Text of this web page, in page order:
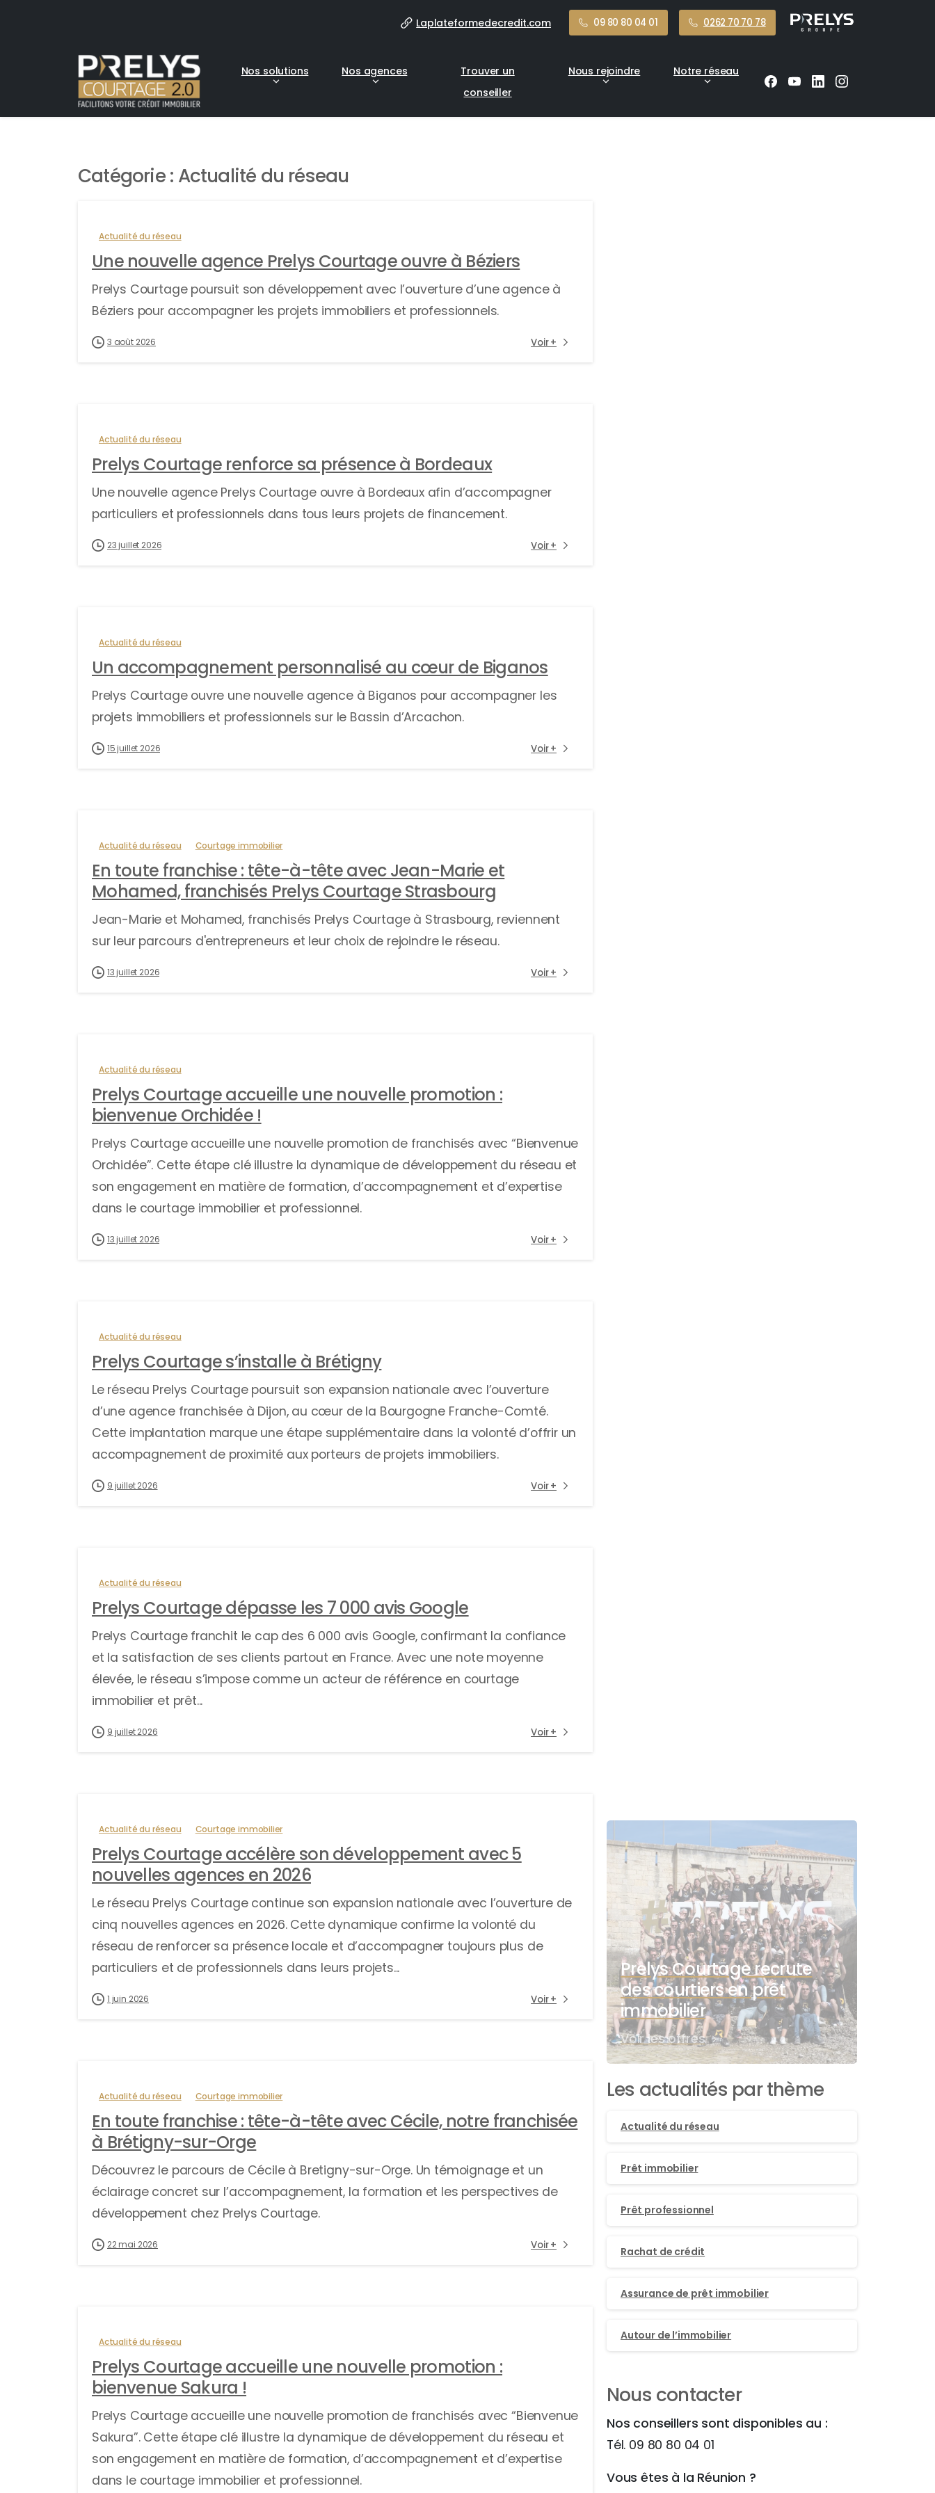
Laplateformedecredit.com 09 80 80 04 01 0262 70 70 78
Nos solutions Nos agences
Trouver un
conseiller
Nous rejoindre Notre réseau
Catégorie : Actualité du réseau
Actualité du réseau
Une nouvelle agence Prelys Courtage ouvre à Béziers
Prelys Courtage poursuit son développement avec l’ouverture d’une agence à
Béziers pour accompagner les projets immobiliers et professionnels.
3 août 2026 Voir +
Actualité du réseau
Prelys Courtage renforce sa présence à Bordeaux
Une nouvelle agence Prelys Courtage ouvre à Bordeaux afin d’accompagner
particuliers et professionnels dans tous leurs projets de financement.
23 juillet 2026 Voir +
Actualité du réseau
Un accompagnement personnalisé au cœur de Biganos
Prelys Courtage ouvre une nouvelle agence à Biganos pour accompagner les
projets immobiliers et professionnels sur le Bassin d’Arcachon.
15 juillet 2026 Voir +
Actualité du réseau Courtage immobilier
En toute franchise : tête-à-tête avec Jean-Marie et
Mohamed, franchisés Prelys Courtage Strasbourg
Jean-Marie et Mohamed, franchisés Prelys Courtage à Strasbourg, reviennent
sur leur parcours d'entrepreneurs et leur choix de rejoindre le réseau.
13 juillet 2026 Voir +
Actualité du réseau
Prelys Courtage accueille une nouvelle promotion :
bienvenue Orchidée !
Prelys Courtage accueille une nouvelle promotion de franchisés avec “Bienvenue
Orchidée”. Cette étape clé illustre la dynamique de développement du réseau et
son engagement en matière de formation, d’accompagnement et d’expertise
dans le courtage immobilier et professionnel.
13 juillet 2026 Voir +
Actualité du réseau
Prelys Courtage s’installe à Brétigny
Le réseau Prelys Courtage poursuit son expansion nationale avec l’ouverture
d’une agence franchisée à Dijon, au cœur de la Bourgogne Franche-Comté.
Cette implantation marque une étape supplémentaire dans la volonté d’offrir un
accompagnement de proximité aux porteurs de projets immobiliers.
9 juillet 2026 Voir +
Actualité du réseau
Prelys Courtage dépasse les 7 000 avis Google
Prelys Courtage franchit le cap des 6 000 avis Google, confirmant la confiance
et la satisfaction de ses clients partout en France. Avec une note moyenne
élevée, le réseau s’impose comme un acteur de référence en courtage
immobilier et prêt...
9 juillet 2026 Voir +
Actualité du réseau Courtage immobilier
Prelys Courtage accélère son développement avec 5
nouvelles agences en 2026
Le réseau Prelys Courtage continue son expansion nationale avec l’ouverture de
cinq nouvelles agences en 2026. Cette dynamique confirme la volonté du
réseau de renforcer sa présence locale et d’accompagner toujours plus de
particuliers et de professionnels dans leurs projets...
1 juin 2026 Voir +
Actualité du réseau Courtage immobilier
En toute franchise : tête-à-tête avec Cécile, notre franchisée
à Brétigny-sur-Orge
Découvrez le parcours de Cécile à Bretigny-sur-Orge. Un témoignage et un
éclairage concret sur l’accompagnement, la formation et les perspectives de
développement chez Prelys Courtage.
22 mai 2026 Voir +
Actualité du réseau
Prelys Courtage accueille une nouvelle promotion :
bienvenue Sakura !
Prelys Courtage accueille une nouvelle promotion de franchisés avec “Bienvenue
Sakura”. Cette étape clé illustre la dynamique de développement du réseau et
son engagement en matière de formation, d’accompagnement et d’expertise
dans le courtage immobilier et professionnel.
Prelys Courtage recrute
des courtiers en prêt
immobilier
Voir les offres
Les actualités par thème
Actualité du réseau
Prêt immobilier
Prêt professionnel
Rachat de crédit
Assurance de prêt immobilier
Autour de l’immobilier
Nous contacter
Nos conseillers sont disponibles au :
Tél. 09 80 80 04 01
Vous êtes à la Réunion ?